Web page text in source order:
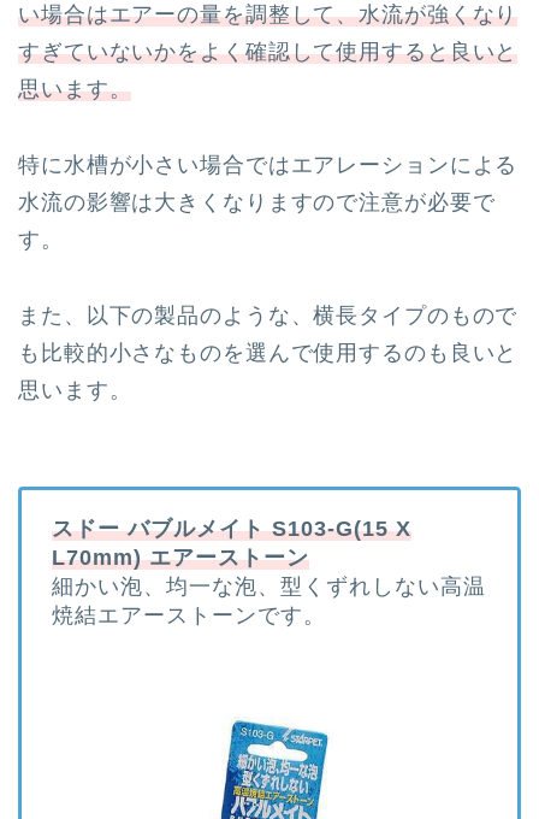
い場合はエアーの量を調整して、水流が強くなり
すぎていないかをよく確認して使用すると良いと
思います。
特に水槽が小さい場合ではエアレーションによる
水流の影響は大きくなりますので注意が必要で
す。
また、以下の製品のような、横長タイプのもので
も比較的小さなものを選んで使用するのも良いと
思います。
スドー バブルメイト S103-G(15 X
L70mm) エアーストーン
細かい泡、均一な泡、型くずれしない高温
焼結エアーストーンです。